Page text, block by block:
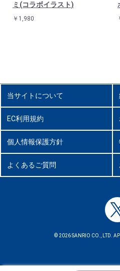
ミ(コラボイラスト)
￥1,980
当サイトについて
EC利用規約
個人情報保護方針
よくあるご質問
© 2026 SANRIO CO., LTD.